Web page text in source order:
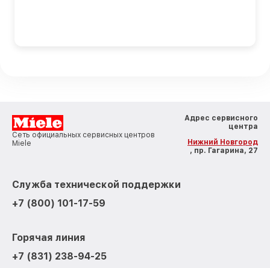
Сеть официальных сервисных центров
Miele
Адрес сервисного
центра
Нижний Новгород
, пр. Гагарина, 27
Служба технической поддержки
+7 (800) 101-17-59
Горячая линия
+7 (831) 238-94-25